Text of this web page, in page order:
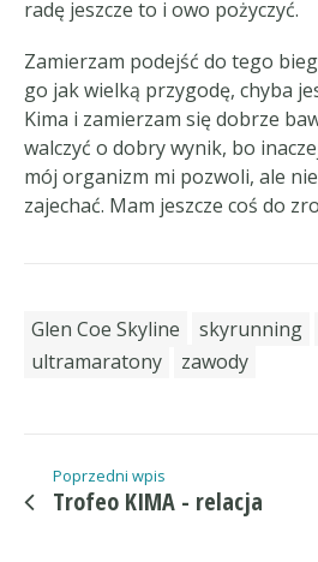
radę jeszcze to i owo pożyczyć.
Zamierzam podejść do tego
go jak wielką przygodę, chyba
Kima i zamierzam się dobrze
walczyć o dobry wynik, bo
mój organizm mi pozwoli, ale
zajechać. Mam jeszcze coś do
Glen Coe Skyline skyrunning
ultramaratony
zawody
Poprzedni wpis
Trofeo KIMA - relacja